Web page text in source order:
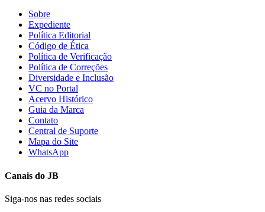
Sobre
Expediente
Política Editorial
Código de Ética
Política de Verificação
Política de Correções
Diversidade e Inclusão
VC no Portal
Acervo Histórico
Guia da Marca
Contato
Central de Suporte
Mapa do Site
WhatsApp
Canais do JB
Siga-nos nas redes sociais